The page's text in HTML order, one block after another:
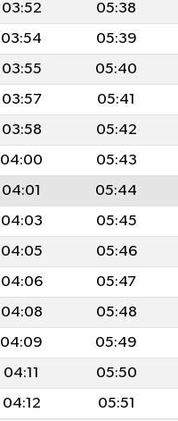
03:52 05:38
03:54 05:39
03:55 05:40
03:57 05:41
03:58 05:42
04:00 05:43
04:01 05:44
04:03 05:45
04:05 05:46
04:06 05:47
04:08 05:48
04:09 05:49
04:11 05:50
04:12 05:51